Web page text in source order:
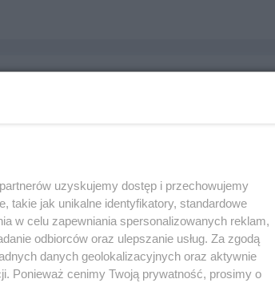
uzyskujemy dostęp i przechowujemy
takie jak unikalne identyfikatory, standardowe
w celu zapewniania spersonalizowanych reklam,
odbiorców oraz ulepszanie usług. Za zgodą
danych geolokalizacyjnych oraz aktywnie
Ponieważ cenimy Twoją prywatność, prosimy o